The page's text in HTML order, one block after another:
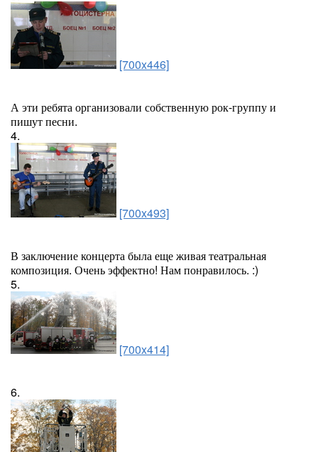
[700x446]
А эти ребята организовали собственную рок-группу и
пишут песни.
4.
[700x493]
В заключение концерта была еще живая театральная
композиция. Очень эффектно! Нам понравилось. :)
5.
[700x414]
6.